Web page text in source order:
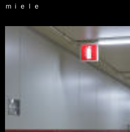
ｍｉｅｌｅ